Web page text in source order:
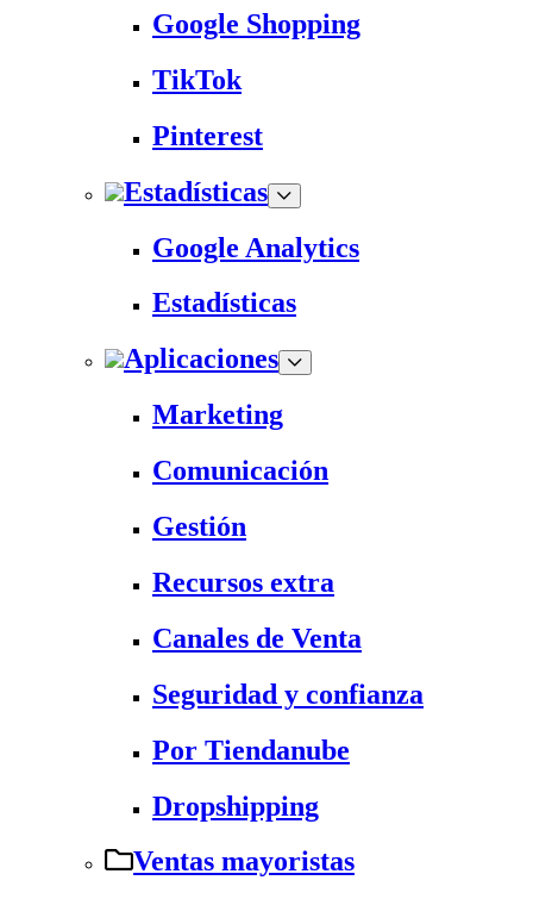
Google Shopping
TikTok
Pinterest
Estadísticas
Google Analytics
Estadísticas
Aplicaciones
Marketing
Comunicación
Gestión
Recursos extra
Canales de Venta
Seguridad y confianza
Por Tiendanube
Dropshipping
Ventas mayoristas